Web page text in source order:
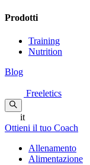
Prodotti
Training
Nutrition
Blog
Freeletics
it
Ottieni il tuo Coach
Allenamento
Alimentazione